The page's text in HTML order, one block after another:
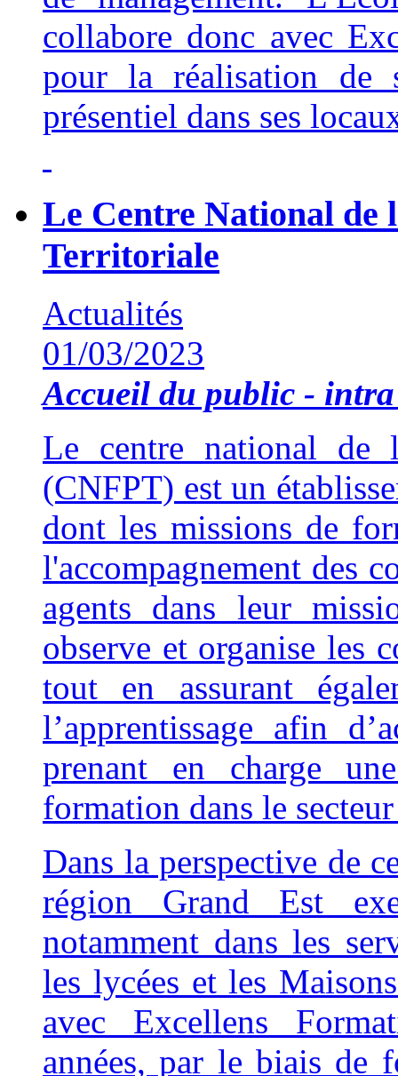
collabore donc avec
pour la réalisation de
présentiel dans ses
Le Centre National de
Territoriale
Actualités
01/03/2023
Accueil du public -
Le centre national de
(CNFPT) est un
dont les missions de
l'accompagnement des
agents dans leur
observe et organise les
tout en assurant
l’apprentissage afin
prenant en charge
formation dans le
Dans la perspective de
région Grand Est
notamment dans les
les lycées et les
avec Excellens
années, par le biais de